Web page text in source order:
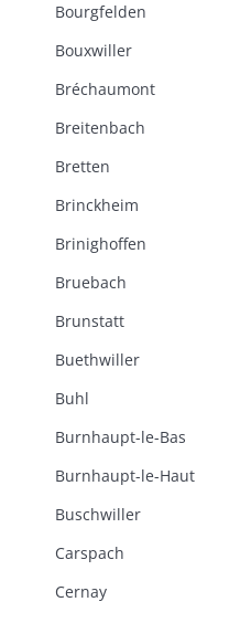
Bourgfelden
Bouxwiller
Bréchaumont
Breitenbach
Bretten
Brinckheim
Brinighoffen
Bruebach
Brunstatt
Buethwiller
Buhl
Burnhaupt-le-Bas
Burnhaupt-le-Haut
Buschwiller
Carspach
Cernay